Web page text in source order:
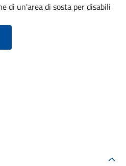
di un'area di sosta per disabili